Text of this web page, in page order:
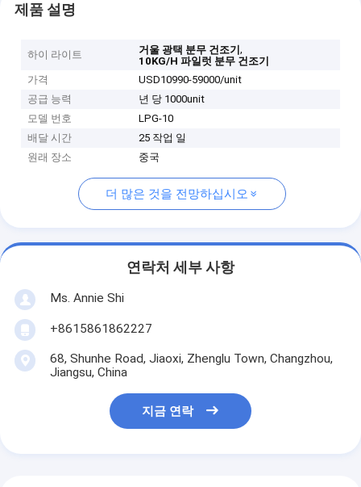
제품 설명
하이 라이트 거울 광택 분무 건조기,
10KG/H 파일럿 분무 건조기
가격
USD10990-59000/unit
공급 능력
년 당 1000unit
모델 번호
LPG-10
배달 시간
25 작업 일
원래 장소
중국
더 많은 것을 전망하십시오
연락처 세부 사항
Ms. Annie Shi
+8615861862227
68, Shunhe Road, Jiaoxi, Zhenglu Town, Changzhou,
Jiangsu, China
지금 연락